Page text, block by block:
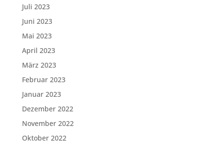
Juli 2023
Juni 2023
Mai 2023
April 2023
März 2023
Februar 2023
Januar 2023
Dezember 2022
November 2022
Oktober 2022